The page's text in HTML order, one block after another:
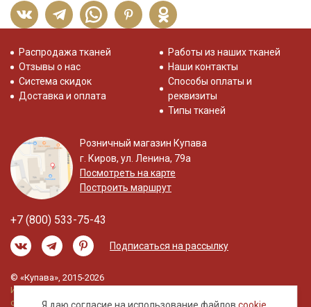
Распродажа тканей
Отзывы о нас
Система скидок
Доставка и оплата
Работы из наших тканей
Наши контакты
Способы оплаты и
реквизиты
Типы тканей
Розничный магазин Купава
г. Киров, ул. Ленина, 79а
Посмотреть на карте
Построить маршрут
+7 (800) 533-75-43
Подписаться на рассылку
© «Купава», 2015-2026
Информация на сайте не является публичной
офертой.